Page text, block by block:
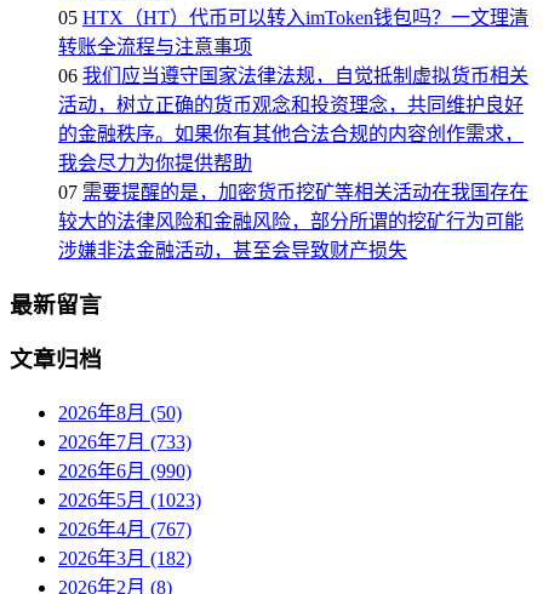
05 HTX（HT）代币可以转入imToken钱包吗？一文理清
转账全流程与注意事项
06 我们应当遵守国家法律法规，自觉抵制虚拟货币相关
活动，树立正确的货币观念和投资理念，共同维护良好
的金融秩序。如果你有其他合法合规的内容创作需求，
我会尽力为你提供帮助
07 需要提醒的是，加密货币挖矿等相关活动在我国存在
较大的法律风险和金融风险，部分所谓的挖矿行为可能
涉嫌非法金融活动，甚至会导致财产损失
最新留言
文章归档
2026年8月 (50)
2026年7月 (733)
2026年6月 (990)
2026年5月 (1023)
2026年4月 (767)
2026年3月 (182)
2026年2月 (8)